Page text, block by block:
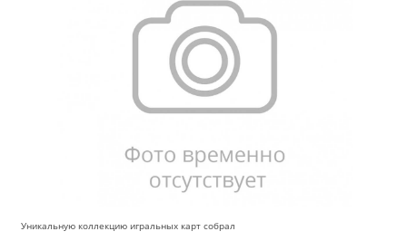
Уникальную коллекцию игральных карт собрал